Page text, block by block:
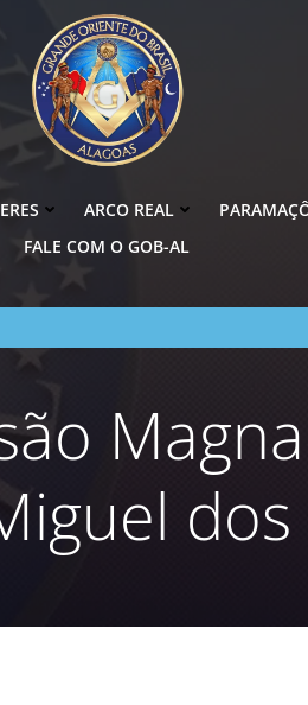
ARCO REAL
FALE COM O GOB-AL
dos